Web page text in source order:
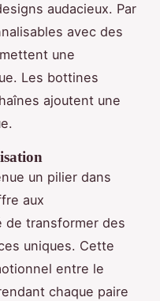
audacieux. Par
avec des
une
Les bottines
ajoutent une
un pilier dans
aux
de transformer des
uniques. Cette
entre le
chaque paire